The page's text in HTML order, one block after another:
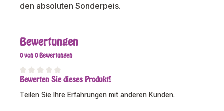
den absoluten Sonderpeis.
Bewertungen
0 von 0 Bewertungen
Durchschnittliche Bewertung von 0 von 5 Sternen
Bewerten Sie dieses Produkt!
Teilen Sie Ihre Erfahrungen mit anderen Kunden.